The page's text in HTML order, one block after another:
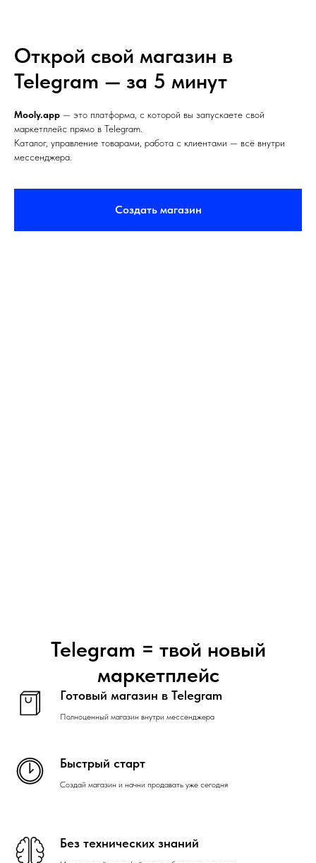
Открой свой магазин в
Telegram — за 5 минут
Mooly.app — это платформа, с которой вы запускаете свой
маркетплейс прямо в Telegram.
Каталог, управление товарами, работа с клиентами — всё внутри
мессенджера.
Создать магазин
Telegram = твой новый
маркетплейс
Готовый магазин в Telegram
Полноценный магазин внутри мессенджера
Быстрый старт
Создай магазин и начни продавать уже сегодня
Без технических знаний